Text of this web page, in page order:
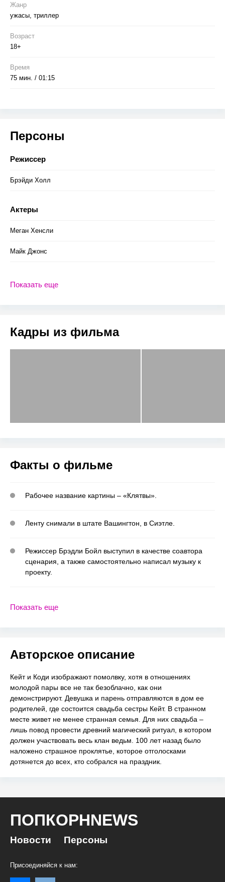
Жанр
ужасы, триллер
Возраст
18+
Время
75 мин. / 01:15
Персоны
Режиссер
Брэйди Холл
Актеры
Меган Хенсли
Майк Джонс
Показать еще
Кадры из фильма
Факты о фильме
Рабочее название картины – «Клятвы».
Ленту снимали в штате Вашингтон, в Сиэтле.
Режиссер Брэдли Бойл выступил в качестве соавтора
сценария, а также самостоятельно написал музыку к
проекту.
Показать еще
Авторское описание
Кейт и Коди изображают помолвку, хотя в отношениях
молодой пары все не так безоблачно, как они
демонстрируют. Девушка и парень отправляются в дом ее
родителей, где состоится свадьба сестры Кейт. В странном
месте живет не менее странная семья. Для них свадьба –
лишь повод провести древний магический ритуал, в котором
должен участвовать весь клан ведьм. 100 лет назад было
наложено страшное проклятье, которое отголосками
дотянется до всех, кто собрался на праздник.
ПОПКОРНNEWS
Новости Персоны
Присоединяйся к нам: